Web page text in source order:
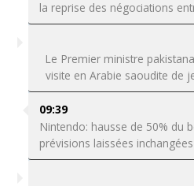
la reprise des négociations
Le Premier ministre
visite en Arabie saoudite de
09:39
Nintendo: hausse de 50% du
prévisions laissées inchangées